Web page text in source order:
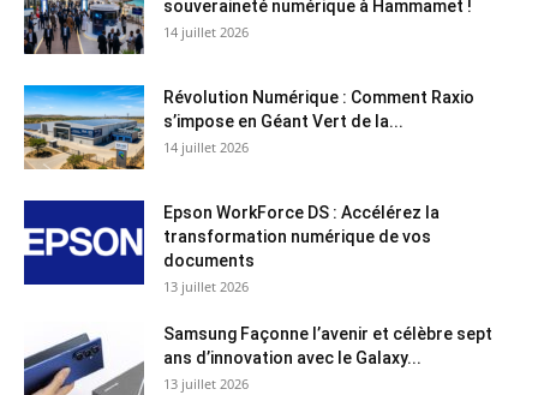
souveraineté numérique à Hammamet !
14 juillet 2026
Révolution Numérique : Comment Raxio
s’impose en Géant Vert de la...
14 juillet 2026
Epson WorkForce DS : Accélérez la
transformation numérique de vos
documents
13 juillet 2026
Samsung Façonne l’avenir et célèbre sept
ans d’innovation avec le Galaxy...
13 juillet 2026